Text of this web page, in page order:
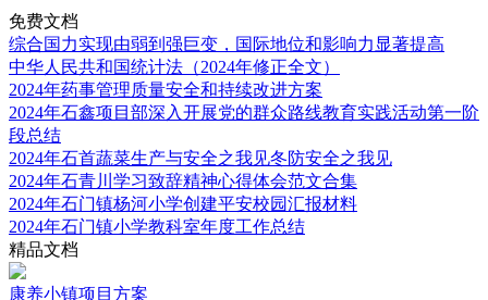
免费文档
综合国力实现由弱到强巨变，国际地位和影响力显著提高
中华人民共和国统计法（2024年修正全文）
2024年药事管理质量安全和持续改进方案
2024年石鑫项目部深入开展党的群众路线教育实践活动第一阶
段总结
2024年石首蔬菜生产与安全之我见冬防安全之我见
2024年石青川学习致辞精神心得体会范文合集
2024年石门镇杨河小学创建平安校园汇报材料
2024年石门镇小学教科室年度工作总结
精品文档
康养小镇项目方案